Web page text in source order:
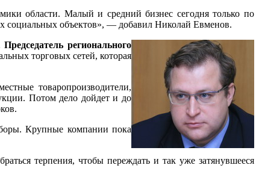
области. Малый и средний бизнес сегодня только по
социальных объектов», — добавил Николай Евменов.
Председатель регионального
торговых сетей, которая
товаропроизводители,
Потом дело дойдет и до
Крупные компании пока
терпения, чтобы переждать и так уже затянувшееся